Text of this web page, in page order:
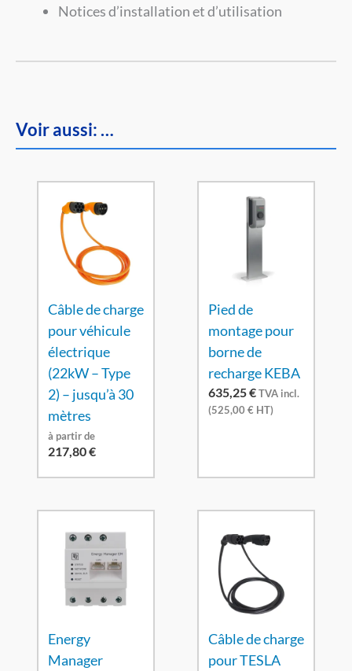
Notices d’installation et d’utilisation
Voir aussi: …
Câble de charge
pour véhicule
électrique
(22kW – Type
2) – jusqu’à 30
mètres
à partir de
217,80€
Pied de
montage pour
borne de
recharge KEBA
635,25€TVA incl.
(525,00€ HT)
Energy
Manager
Câble de charge
pour TESLA